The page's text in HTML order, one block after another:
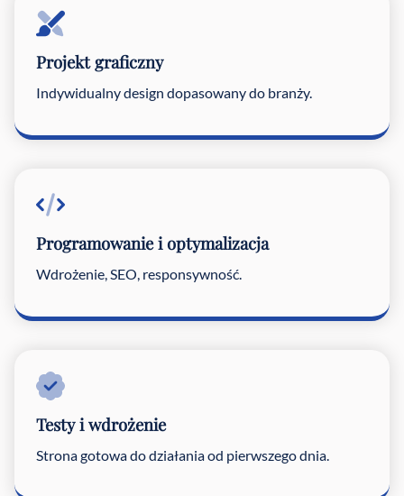
Projekt graficzny
Indywidualny design dopasowany do branży.
Programowanie i optymalizacja
Wdrożenie, SEO, responsywność.
Testy i wdrożenie
Strona gotowa do działania od pierwszego dnia.